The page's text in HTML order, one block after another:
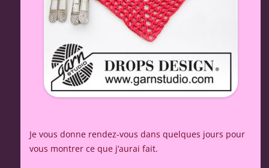
Je vous donne rendez-vous dans quelques jours pour
vous montrer ce que j’aurai fait.